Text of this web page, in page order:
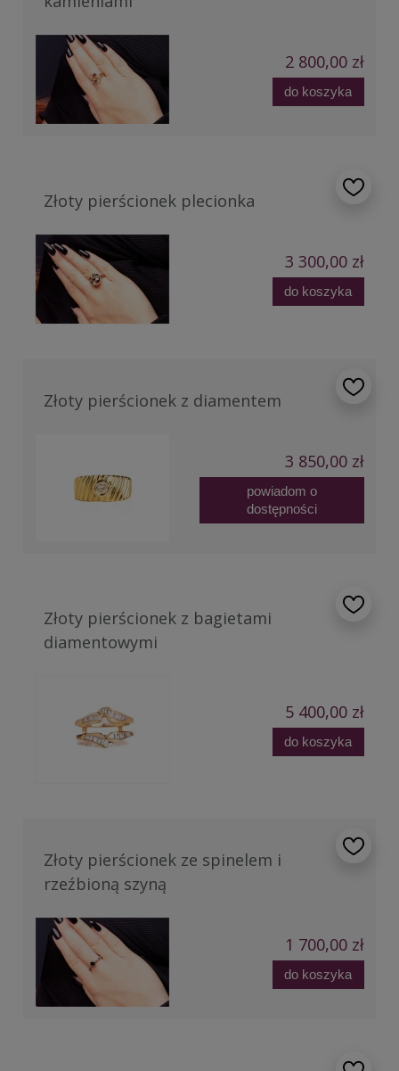
2 800,00 zł
do koszyka
Złoty pierścionek plecionka
3 300,00 zł
do koszyka
Złoty pierścionek z diamentem
3 850,00 zł
powiadom o
dostępności
Złoty pierścionek z bagietami
diamentowymi
5 400,00 zł
do koszyka
Złoty pierścionek ze spinelem i
rzeźbioną szyną
1 700,00 zł
do koszyka